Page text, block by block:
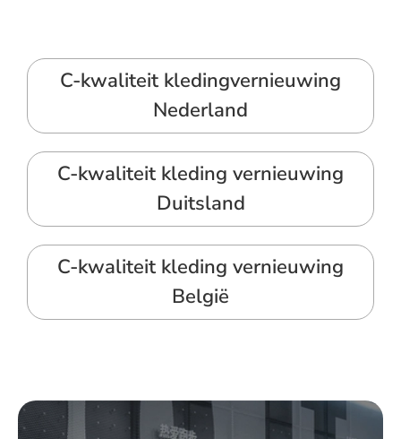
C-kwaliteit kledingvernieuwing
Nederland
C-kwaliteit kleding vernieuwing
Duitsland
C-kwaliteit kleding vernieuwing
België